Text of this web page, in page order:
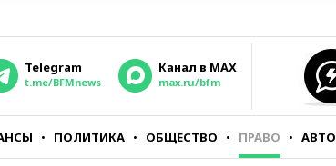
Telegram
t.me/BFMnews
Канал в MAX
max.ru/bfm
ПОЛИТИКА ОБЩЕСТВО ПРАВО АВТО